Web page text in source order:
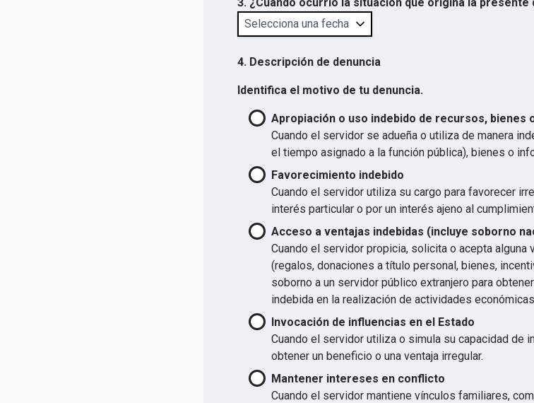
4. Descripción de denuncia
Identifica el motivo de tu denuncia.
Apropiación o uso indebido de recursos, bienes
Cuando el servidor se adueña o utiliza de manera
el tiempo asignado a la función pública), bienes o
Favorecimiento indebido
Cuando el servidor utiliza su cargo para favorecer
interés particular o por un interés ajeno al
Acceso a ventajas indebidas (incluye soborno
Cuando el servidor propicia, solicita o acepta alguna
(regalos, donaciones a título personal, bienes,
soborno a un servidor público extranjero para
indebida en la realización de actividades
Invocación de influencias en el Estado
Cuando el servidor utiliza o simula su capacidad de
obtener un beneficio o una ventaja irregular.
Mantener intereses en conflicto
Cuando el servidor mantiene vínculos familiares,